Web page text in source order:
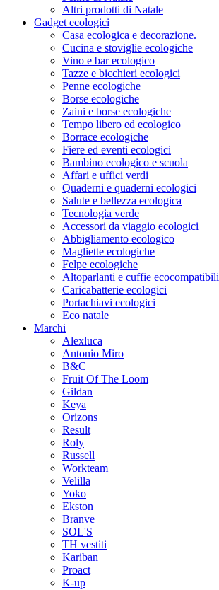
Altri prodotti di Natale
Gadget ecologici
Casa ecologica e decorazione.
Cucina e stoviglie ecologiche
Vino e bar ecologico
Tazze e bicchieri ecologici
Penne ecologiche
Borse ecologiche
Zaini e borse ecologiche
Tempo libero ed ecologico
Borrace ecologiche
Fiere ed eventi ecologici
Bambino ecologico e scuola
Affari e uffici verdi
Quaderni e quaderni ecologici
Salute e bellezza ecologica
Tecnologia verde
Accessori da viaggio ecologici
Abbigliamento ecologico
Magliette ecologiche
Felpe ecologiche
Altoparlanti e cuffie ecocompatibili
Caricabatterie ecologici
Portachiavi ecologici
Eco natale
Marchi
Alexluca
Antonio Miro
B&C
Fruit Of The Loom
Gildan
Keya
Orizons
Result
Roly
Russell
Workteam
Velilla
Yoko
Ekston
Branve
SOL'S
TH vestiti
Kariban
Proact
K-up